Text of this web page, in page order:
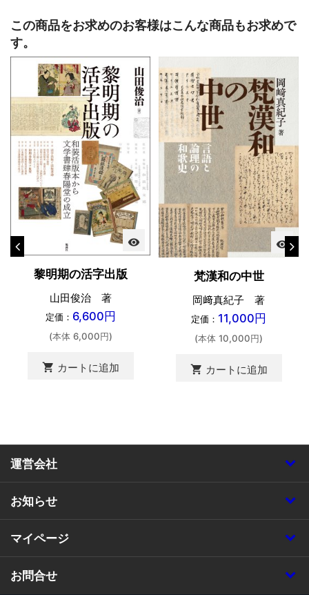
この商品をお求めのお客様はこんな商品もお求めで
す。
visibility
黎明期の活字出版
山田俊治 著
定価： 6,600円
(本体 6,000円)
shopping_cart カートに追加
visibility
梵漢和の中世
岡﨑真紀子 著
定価： 11,000円
(本体 10,000円)
shopping_cart カートに追加
運営会社
お知らせ
マイページ
お問合せ